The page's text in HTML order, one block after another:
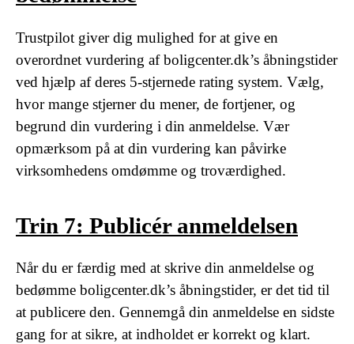
Trustpilot giver dig mulighed for at give en
overordnet vurdering af boligcenter.dk’s åbningstider
ved hjælp af deres 5-stjernede rating system. Vælg,
hvor mange stjerner du mener, de fortjener, og
begrund din vurdering i din anmeldelse. Vær
opmærksom på at din vurdering kan påvirke
virksomhedens omdømme og troværdighed.
Trin 7: Publicér anmeldelsen
Når du er færdig med at skrive din anmeldelse og
bedømme boligcenter.dk’s åbningstider, er det tid til
at publicere den. Gennemgå din anmeldelse en sidste
gang for at sikre, at indholdet er korrekt og klart.